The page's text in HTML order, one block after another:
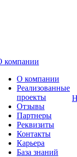
компании
О компании
Реализованные
проекты
Отзывы
Партнеры
Реквизиты
Контакты
Карьера
База знаний